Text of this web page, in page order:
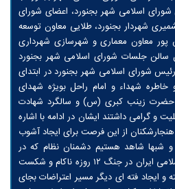
اسلامی شهر بجنورد، اعضای شورای
شهردار بجنورد، طلایی معاون توسعه
معاون معماری و شهرسازی شهرداری
سالن جلسات شورای اسلامی شهر بجنورد
شورای اسلامی شهر بجنورد در ابتدای
شهداء و امام راحل بویژه شهدای
حضرت زینب کبری (س) و سالگرد شهادت
و گرامی داشتند ایشان در ادامه با اشاره
از این فرصت برای ایجاد آشوب
شبها شاهد هستیم دشمنان نظام که در
آخرین تقابل با نظام جمهوری اسلامی ایران در جنگ ۱۲ روزه ناکام و شکست
ایجاد فته ای دیگر مسیر اعتراضات بجای